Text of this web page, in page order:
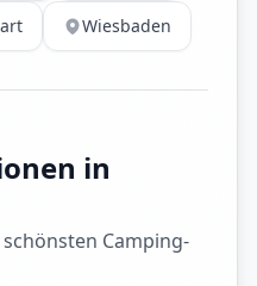
Wiesbaden
in
Camping-